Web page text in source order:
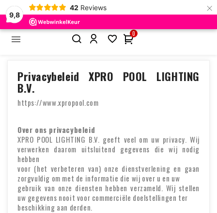
9,8
42 Reviews ×
 
0
Home Privacy Policy
Privacy Policy
Privacybeleid XPRO POOL LIGHTING
B.V.
https://www.xpropool.com
Over ons privacybeleid
XPRO POOL LIGHTING B.V. geeft veel om uw privacy. Wij
verwerken daarom uitsluitend gegevens die wij nodig
hebben
voor (het verbeteren van) onze dienstverlening en gaan
zorgvuldig om met de informatie die wij over u en uw
gebruik van onze diensten hebben verzameld. Wij stellen
uw gegevens nooit voor commerciële doelstellingen ter
beschikking aan derden.